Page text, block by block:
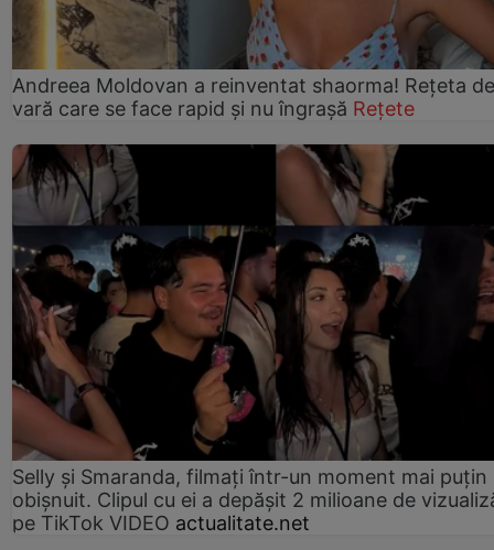
Andreea Moldovan a reinventat shaorma! Rețeta de
vară care se face rapid și nu îngrașă Rețete
Selly și Smaranda, filmați într-un moment mai puțin
obișnuit. Clipul cu ei a depășit 2 milioane de
pe TikTok VIDEO actualitate.net